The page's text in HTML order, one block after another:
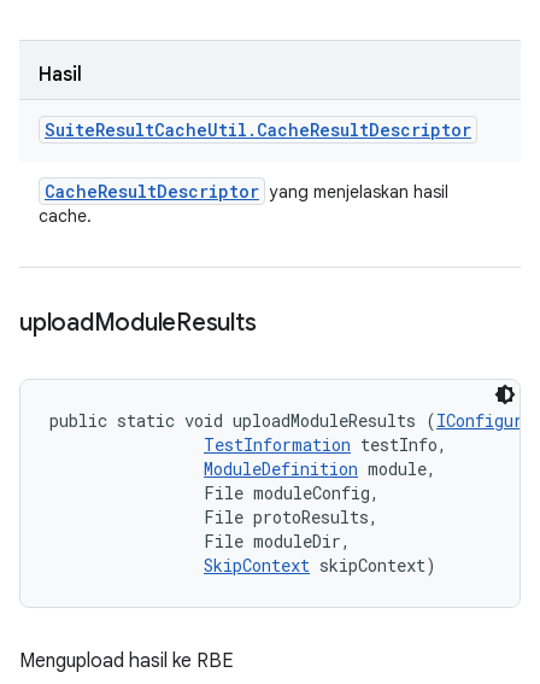
Hasil
SuiteResultCacheUtil . CacheResultDescriptor
CacheResultDescriptor yang menjelaskan hasil
cache.
uploadModuleResults
public static void uploadModuleResults (
TestInformation testInfo,
ModuleDefinition module,
                File moduleConfig,
                File protoResults,
                File moduleDir,
SkipContext skipContext)
Mengupload hasil ke RBE